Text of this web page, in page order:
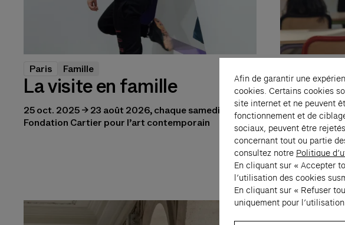
Paris Famille
La visite en famille
25 oct. 2025 → 23 août 2026, chaque samedi, 16:00
Fondation Cartier pour l’art contemporain
La
25 oct. 2025
11:30
Fondation
Afin de garantir une
cookies. Certains cookies
site internet et ne peuvent
fonctionnement et de
sociaux, peuvent être
concernant tout ou partie
consultez notre Politique
En cliquant sur « Accepter
l’utilisation des cookies
En cliquant sur « Refuser
uniquement pour